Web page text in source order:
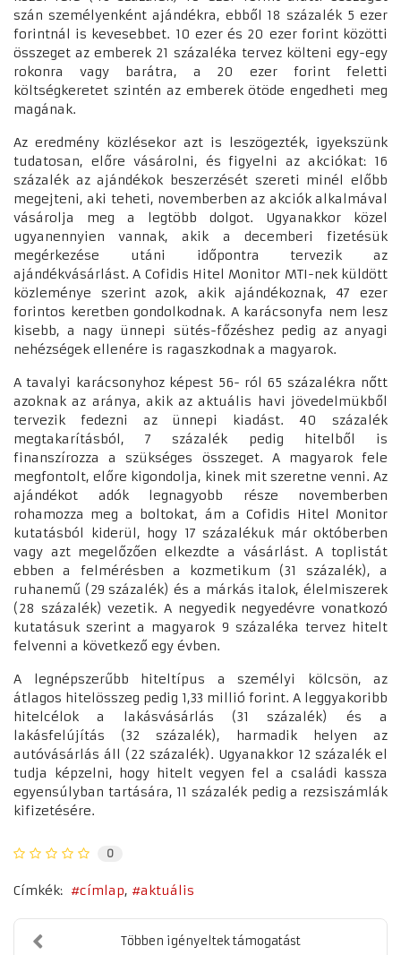
szán személyenként ajándékra, ebből 18 százalék 5 ezer
forintnál is kevesebbet. 10 ezer és 20 ezer forint közötti
összeget az emberek 21 százaléka tervez költeni egy-egy
rokonra vagy barátra, a 20 ezer forint feletti
költségkeretet szintén az emberek ötöde engedheti meg
magának.
Az eredmény közlésekor azt is leszögezték, igyekszünk
tudatosan, előre vásárolni, és figyelni az akciókat: 16
százalék az ajándékok beszerzését szereti minél előbb
megejteni, aki teheti, novemberben az akciók alkalmával
vásárolja meg a legtöbb dolgot. Ugyanakkor közel
ugyanennyien vannak, akik a decemberi fizetésük
megérkezése utáni időpontra tervezik az
ajándékvásárlást. A Cofidis Hitel Monitor MTI-nek küldött
közleménye szerint azok, akik ajándékoznak, 47 ezer
forintos keretben gondolkodnak. A karácsonyfa nem lesz
kisebb, a nagy ünnepi sütés-főzéshez pedig az anyagi
nehézségek ellenére is ragaszkodnak a magyarok.
A tavalyi karácsonyhoz képest 56- ról 65 százalékra nőtt
azoknak az aránya, akik az aktuális havi jövedelmükből
tervezik fedezni az ünnepi kiadást. 40 százalék
megtakarításból, 7 százalék pedig hitelből is
finanszírozza a szükséges összeget. A magyarok fele
megfontolt, előre kigondolja, kinek mit szeretne venni. Az
ajándékot adók legnagyobb része novemberben
rohamozza meg a boltokat, ám a Cofidis Hitel Monitor
kutatásból kiderül, hogy 17 százalékuk már októberben
vagy azt megelőzően elkezdte a vásárlást. A toplistát
ebben a felmérésben a kozmetikum (31 százalék), a
ruhanemű (29 százalék) és a márkás italok, élelmiszerek
(28 százalék) vezetik. A negyedik negyedévre vonatkozó
kutatásuk szerint a magyarok 9 százaléka tervez hitelt
felvenni a következő egy évben.
A legnépszerűbb hiteltípus a személyi kölcsön, az
átlagos hitelösszeg pedig 1,33 millió forint. A leggyakoribb
hitelcélok a lakásvásárlás (31 százalék) és a
lakásfelújítás (32 százalék), harmadik helyen az
autóvásárlás áll (22 százalék). Ugyanakkor 12 százalék el
tudja képzelni, hogy hitelt vegyen fel a családi kassza
egyensúlyban tartására, 11 százalék pedig a rezsiszámlák
kifizetésére.
0
Címkék: címlap aktuális
Többen igényeltek támogatást